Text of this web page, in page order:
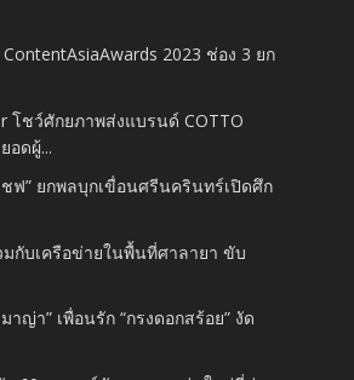
2023 ช่อง 3 ยก
โชว์ศักยภาพส่งแบรนด์ COTTO
อดผู้...
ชฟ” ยกพลบุกเขื่อนศรีนครินทร์เปิดศึก
กับเครือข่ายในพื้นที่ศาลายา ขับ
าญ่า” เพื่อนรัก “กรงดอกสร้อย” งัด